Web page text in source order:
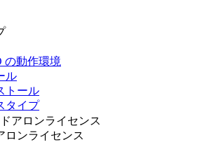
の動作環境
ル
トール
タイプ
アロンライセンス
ロンライセンス